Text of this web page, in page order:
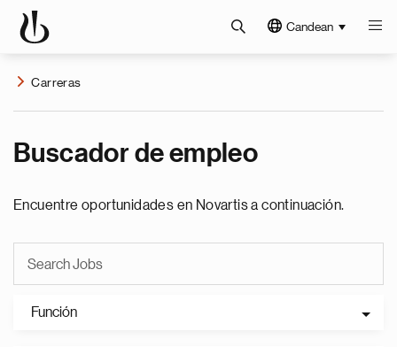
Candean
Carreras
Buscador de empleo
Encuentre oportunidades en Novartis a continuación.
Función